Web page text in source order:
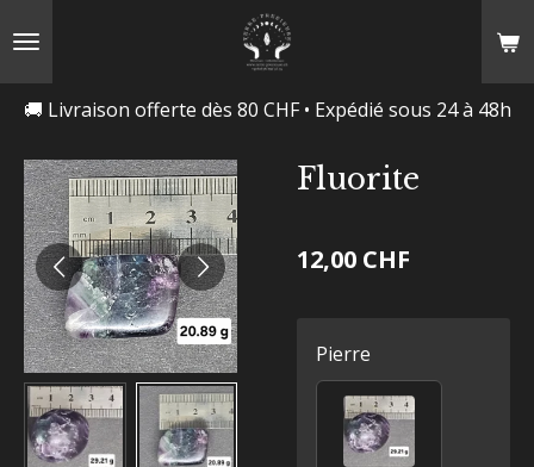
🚚 Livraison offerte dès 80 CHF • Expédié sous 24 à 48h
Fluorite
12,00 CHF
Pierre